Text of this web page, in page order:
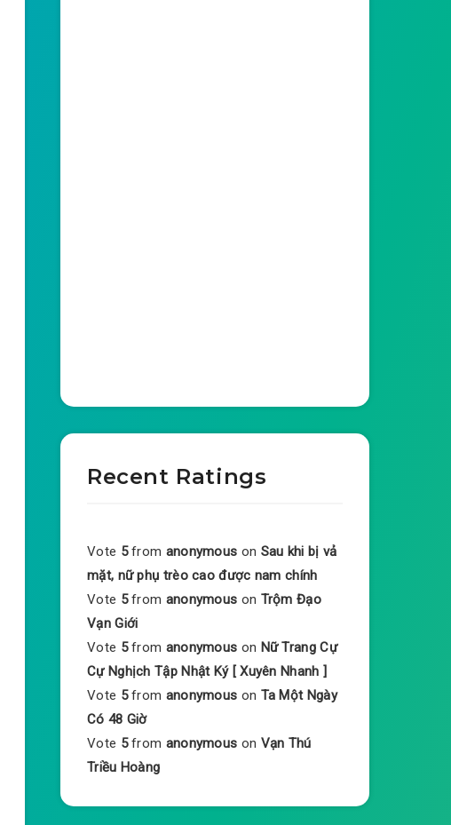
Recent Ratings
Vote 5 from anonymous on Sau khi bị vả
mặt, nữ phụ trèo cao được nam chính
Vote 5 from anonymous on Trộm Đạo
Vạn Giới
Vote 5 from anonymous on Nữ Trang Cự
Cự Nghịch Tập Nhật Ký [ Xuyên Nhanh ]
Vote 5 from anonymous on Ta Một Ngày
Có 48 Giờ
Vote 5 from anonymous on Vạn Thú
Triều Hoàng